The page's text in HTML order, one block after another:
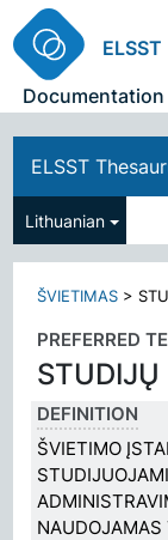
ELSST
Documentation
ELSST
Lithuanian
ŠVIETIMAS >
PREFERRED
STUDIJŲ
DEFINITION
ŠVIETIMO
NAUDOJAMAS